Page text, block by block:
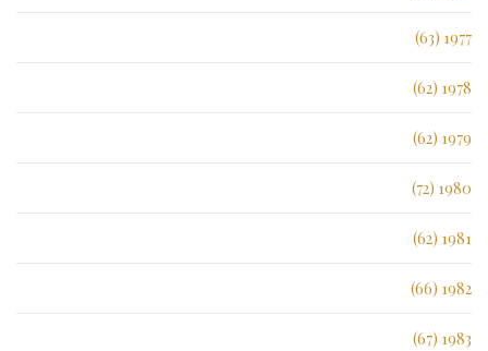
1977 (63)
1978 (62)
1979 (62)
1980 (72)
1981 (62)
1982 (66)
1983 (67)